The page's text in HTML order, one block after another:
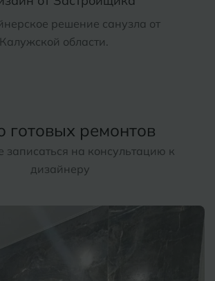
решение санузла от
области.
готовых ремонтов
записаться на консультацию к
дизайнеру